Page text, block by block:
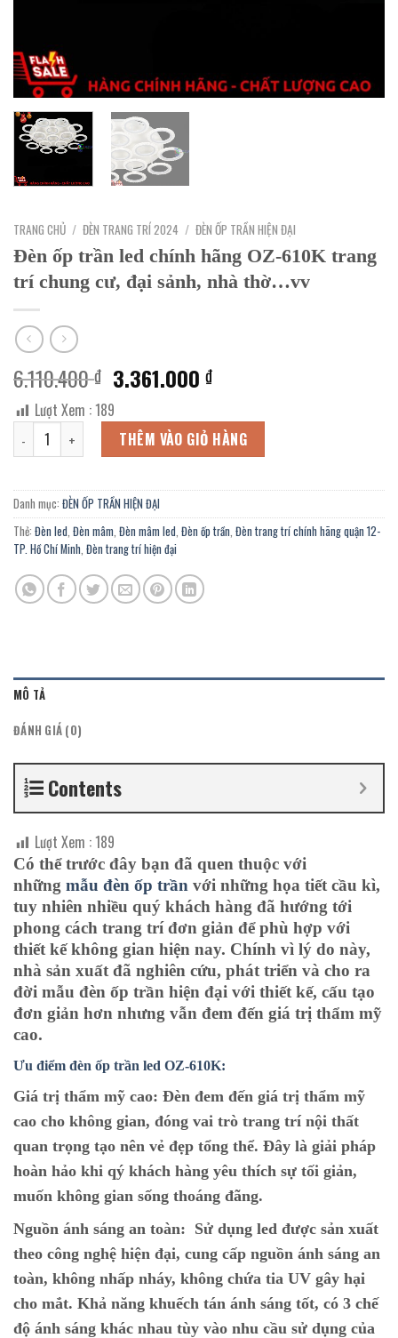
TRANG CHỦ / ĐÈN TRANG TRÍ 2024 / ĐÈN ỐP TRẦN HIỆN ĐẠI
Đèn ốp trần led chính hãng OZ-610K trang
trí chung cư, đại sảnh, nhà thờ…vv
6.110.400₫ Giá
gốc
là:
6.110.400 ₫.
3.361.000₫Giá
tại
là:
3.361.000 ₫.
Lượt Xem :189
Đèn ốp trần led chính hãng OZ-610K trang trí chung cư, đại sảnh,
THÊM VÀO GIỎ HÀNG
Danh mục: ĐÈN ỐP TRẦN HIỆN ĐẠI
Thẻ: Đèn led, Đèn mâm, Đèn mâm led, Đèn ốp trần, Đèn trang trí chính hãng quận 12-
TP. Hồ Chí Minh, Đèn trang trí hiện đại
MÔ TẢ
ĐÁNH GIÁ (0)
Contents
Lượt Xem :189
Có thể trước đây bạn đã quen thuộc với
những mẫu đèn ốp trần với những họa tiết cầu kì,
tuy nhiên nhiều quý khách hàng đã hướng tới
phong cách trang trí đơn giản để phù hợp với
thiết kế không gian hiện nay. Chính vì lý do này,
nhà sản xuất đã nghiên cứu, phát triển và cho ra
đời mẫu đèn ốp trần hiện đại với thiết kế, cấu tạo
đơn giản hơn nhưng vẫn đem đến giá trị thẩm mỹ
cao.
Ưu điểm đèn ốp trần led OZ-610K:
Giá trị thẩm mỹ cao: Đèn đem đến giá trị thẩm mỹ
cao cho không gian, đóng vai trò trang trí nội thất
quan trọng tạo nên vẻ đẹp tổng thể. Đây là giải pháp
hoàn hảo khi qý khách hàng yêu thích sự tối giản,
muốn không gian sống thoáng đãng.
Nguồn ánh sáng an toàn: Sử dụng led được sản xuất
theo công nghệ hiện đại, cung cấp nguồn ánh sáng an
toàn, không nhấp nháy, không chứa tia UV gây hại
cho mắt. Khả năng khuếch tán ánh sáng tốt, có 3 chế
độ ánh sáng khác nhau tùy vào nhu cầu sử dụng của